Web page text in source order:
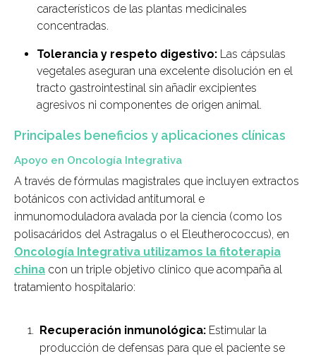
característicos de las plantas medicinales
concentradas.
Tolerancia y respeto digestivo: Las cápsulas
vegetales aseguran una excelente disolución en el
tracto gastrointestinal sin añadir excipientes
agresivos ni componentes de origen animal.
Principales beneficios y aplicaciones clínicas
Apoyo en Oncología Integrativa
A través de fórmulas magistrales que incluyen extractos
botánicos con actividad antitumoral e
inmunomoduladora avalada por la ciencia (como los
polisacáridos del Astragalus o el Eleutherococcus), en
Oncología Integrativa utilizamos la fitoterapia
china con un triple objetivo clínico que acompaña al
tratamiento hospitalario:
Recuperación inmunológica: Estimular la
producción de defensas para que el paciente se